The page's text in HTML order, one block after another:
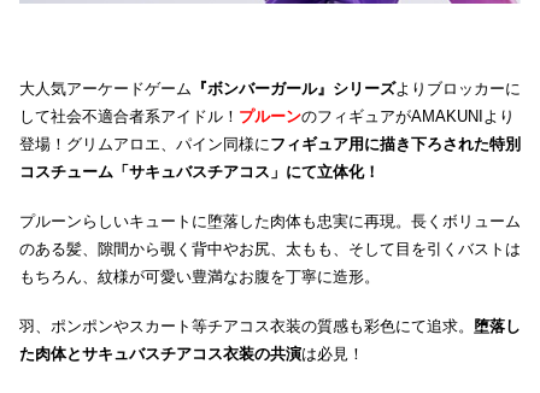
大人気アーケードゲーム 『ボンバーガール』シリーズよりブロッカーに
して社会不適合者系アイドル！ プルーンのフィギュアがAMAKUNIより
登場！グリムアロエ、パイン同様にフィギュア用に描き下ろされた特別
コスチューム「サキュバスチアコス」にて立体化！
プルーンらしいキュートに堕落した肉体も忠実に再現。長くボリューム
のある髪、隙間から覗く背中やお尻、太もも、そして目を引くバストは
もちろん、紋様が可愛い豊満なお腹を丁寧に造形。
羽、ポンポンやスカート等チアコス衣装の質感も彩色にて追求。 堕落し
た肉体とサキュバスチアコス衣装の共演は必見！